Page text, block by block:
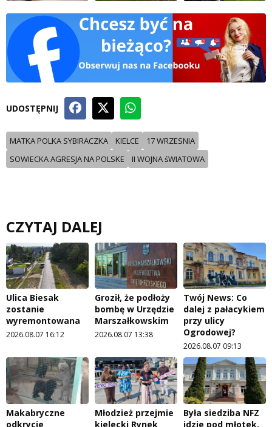
UDOSTĘPNIJ
MATKA POLKA SYBIRACZKA KIELCE
17 WRZESNIA
SOWIECKA AGRESJA NA POLSKE
II WOJNA śWIATOWA
CZYTAJ DALEJ
Ulica Biesak
zostanie
wyremontowana
2026.08.07 16:12
Groził, że podłoży
bombę w Urzędzie
Marszałkowskim
2026.08.07 13:38
Twój News: Co
dalej z pałacykiem
przy ulicy
Ogrodowej?
2026.08.07 09:13
Makabryczne
odkrycie
Młodzież przejmie
kielecki Rynek
Była siedziba NFZ
idzie pod młotek,